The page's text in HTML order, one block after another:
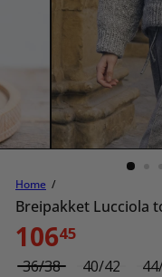
Home
Breipakket Lucciola
Normale
prijs
10645
Size
36/38 40/42